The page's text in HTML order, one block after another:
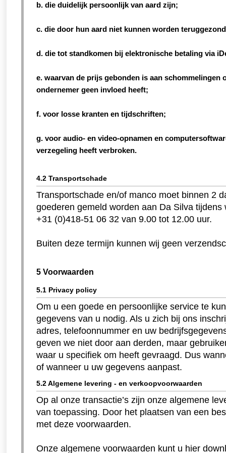
b. die duidelijk persoonlijk van aard zijn;
c. die door hun aard niet kunnen worden
d. die tot standkomen bij elektronische betaling via
e. waarvan de prijs gebonden is aan schommelingen
ondernemer geen invloed heeft;
f. voor losse kranten en tijdschriften;
g. voor audio- en video-opnamen en
verzegeling heeft verbroken.
4.2 Transportschade
Transportschade en/of manco moet binnen 2
goederen gemeld worden aan Da Silva
+31 (0)418-51 06 32 van 9.00 tot 12.00 uur.
Buiten deze termijn kunnen wij geen
5 Voorwaarden
5.1 Privacy policy
Om u een goede en persoonlijke service te
gegevens van u nodig. Als u zich bij ons
adres, telefoonnummer en uw
geven we niet door aan derden, maar
waar u specifiek om heeft gevraagd. Dus
of wanneer u uw gegevens aanpast.
5.2 Algemene levering - en verkoopvoorwaarden
Op al onze transactie’s zijn onze algemene
van toepassing. Door het plaatsen van een
met deze voorwaarden.
Onze algemene voorwaarden kunt u hier